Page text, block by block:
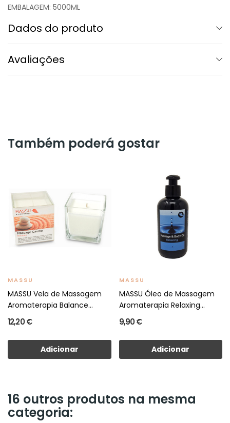
EMBALAGEM: 5000ML
Dados do produto
Avaliações
Também poderá gostar
MASSU
MASSU Vela de Massagem
Aromaterapia Balance
200gr.
12,20 €
Adicionar
MASSU
MASSU Óleo de Massagem
Aromaterapia Relaxing
200ml
9,90 €
Adicionar
16 outros produtos na mesma
categoria: